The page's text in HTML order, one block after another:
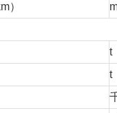
）
t
t